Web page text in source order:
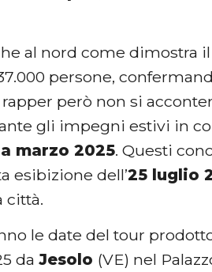
al nord come dimostra
persone,
però non si
gli impegni estivi in
marzo 2025. Questi
esibizione dell’25 luglio
città.
le date del tour
daJesolo (VE) nel